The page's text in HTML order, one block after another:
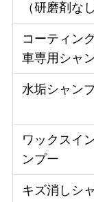
（研磨剤なし
コーティン
車専用シャ
水垢シャン
ワックスイ
ンプー
キズ消しシ